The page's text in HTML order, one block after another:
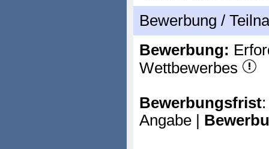
Bewerbung /
Bewerbung:
Wettbewerbes
Bewerbungsfrist
Angabe |